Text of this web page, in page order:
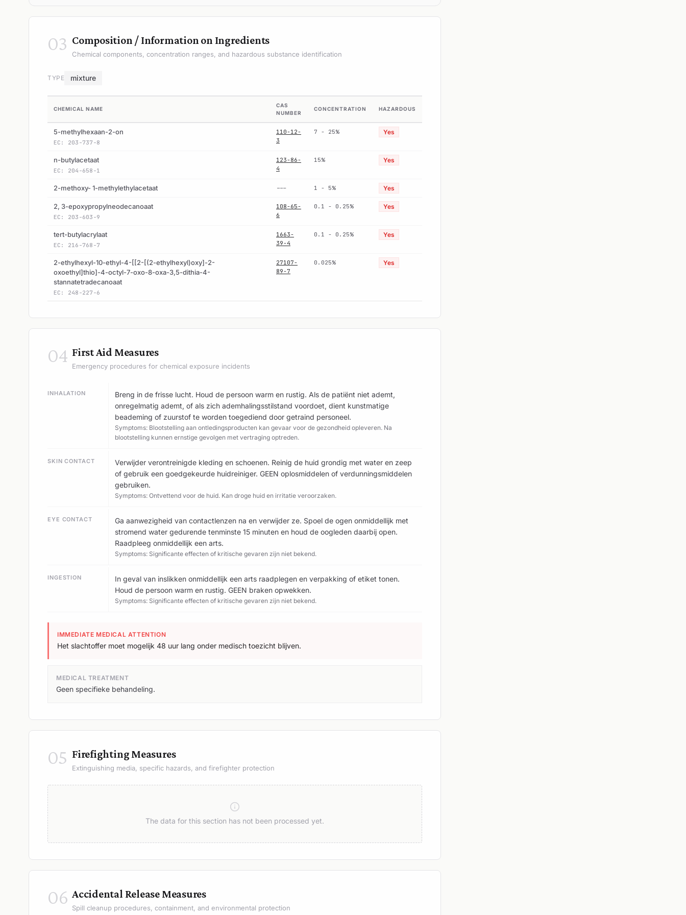
03 Composition / Information on Ingredients
Chemical components, concentration ranges, and hazardous substance identification
TYPE mixture
CHEMICAL NAME
CAS
NUMBER
CONCENTRATION HAZARDOUS
5-methylhexaan-2-on
EC: 203-737-8
110-12-
3
7 - 25% Yes
n-butylacetaat
EC: 204-658-1
123-86-
4
15% Yes
2-methoxy- 1-methylethylacetaat --- 1 - 5% Yes
2, 3-epoxypropylneodecanoaat
EC: 203-603-9
108-65-
6
0.1 - 0.25% Yes
tert-butylacrylaat
EC: 216-768-7
1663-
39-4
0.1 - 0.25% Yes
2-ethylhexyl-10-ethyl-4-[[2-[(2-ethylhexyl)oxy]-2-
oxoethyl]thio]-4-octyl-7-oxo-8-oxa-3,5-dithia-4-
stannatetradecanoaat
EC: 248-227-6
27107-
89-7
0.025% Yes
04 First Aid Measures
Emergency procedures for chemical exposure incidents
INHALATION
Breng in de frisse lucht. Houd de persoon warm en rustig. Als de patiënt niet ademt,
onregelmatig ademt, of als zich ademhalingsstilstand voordoet, dient kunstmatige
beademing of zuurstof te worden toegediend door getraind personeel.
Symptoms: Blootstelling aan ontledingsproducten kan gevaar voor de gezondheid opleveren. Na
blootstelling kunnen ernstige gevolgen met vertraging optreden.
SKIN CONTACT
Verwijder verontreinigde kleding en schoenen. Reinig de huid grondig met water en zeep
of gebruik een goedgekeurde huidreiniger. GEEN oplosmiddelen of verdunningsmiddelen
gebruiken.
Symptoms: Ontvettend voor de huid. Kan droge huid en irritatie veroorzaken.
EYE CONTACT
Ga aanwezigheid van contactlenzen na en verwijder ze. Spoel de ogen onmiddellijk met
stromend water gedurende tenminste 15 minuten en houd de oogleden daarbij open.
Raadpleeg onmiddellijk een arts.
Symptoms: Significante effecten of kritische gevaren zijn niet bekend.
INGESTION
In geval van inslikken onmiddellijk een arts raadplegen en verpakking of etiket tonen.
Houd de persoon warm en rustig. GEEN braken opwekken.
Symptoms: Significante effecten of kritische gevaren zijn niet bekend.
IMMEDIATE MEDICAL ATTENTION
Het slachtoffer moet mogelijk 48 uur lang onder medisch toezicht blijven.
MEDICAL TREATMENT
Geen specifieke behandeling.
05 Firefighting Measures
Extinguishing media, specific hazards, and firefighter protection
The data for this section has not been processed yet.
06 Accidental Release Measures
Spill cleanup procedures, containment, and environmental protection